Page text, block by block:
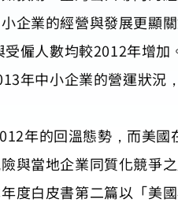
企業的經營與發展更顯
僱人數均較2012年增
年中小企業的營運狀況
年的回溫態勢，而美
與當地企業同質化競爭
度白皮書第二篇以「美